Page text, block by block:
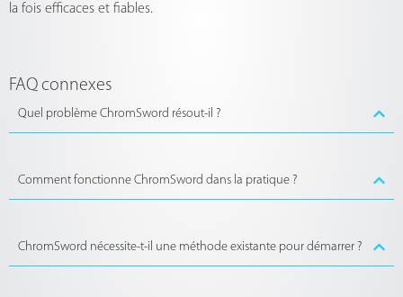
la fois efficaces et fiables.
FAQ connexes
Quel problème ChromSword résout-il ?
Comment fonctionne ChromSword dans la pratique ?
ChromSword nécessite-t-il une méthode existante pour démarrer ?